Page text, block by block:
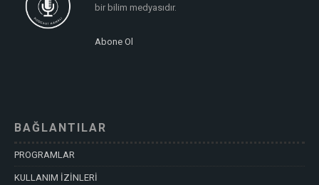
bir bilim medyasıdır.
Abone Ol
BAĞLANTILAR
PROGRAMLAR
KULLANIM İZİNLERİ